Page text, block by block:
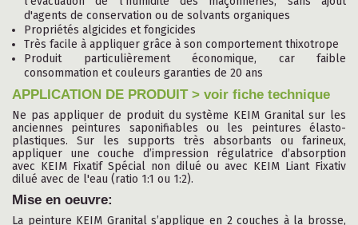
d'agents de conservation ou de solvants organiques
Propriétés algicides et fongicides
Très facile à appliquer grâce à son comportement thixotrope
Produit particulièrement économique, car faible
consommation et couleurs garanties de 20 ans
APPLICATION DE PRODUIT > voir fiche technique
Ne pas appliquer de produit du système KEIM Granital sur les
anciennes peintures saponifiables ou les peintures élasto-
plastiques. Sur les supports très absorbants ou farineux,
appliquer une couche d’impression régulatrice d’absorption
avec KEIM Fixatif Spécial non dilué ou avec KEIM Liant Fixativ
dilué avec de l'eau (ratio 1:1 ou 1:2).
Mise en oeuvre:
La peinture KEIM Granital s’applique en 2 couches à la brosse,